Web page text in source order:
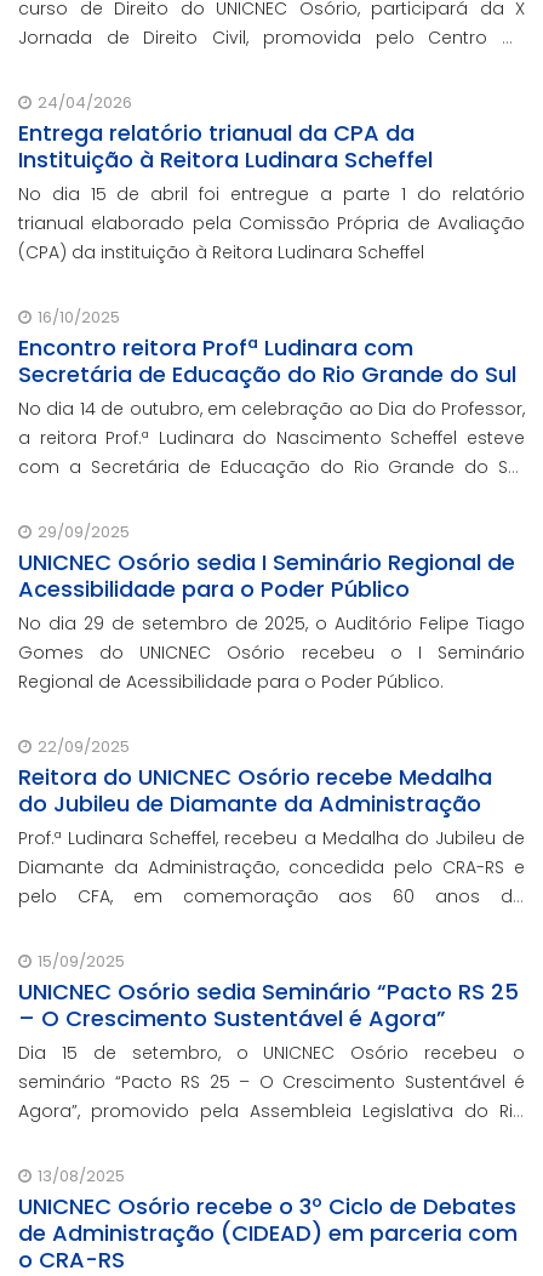
curso de Direito do UNICNEC Osório, participará da X
Jornada de Direito Civil, promovida pelo Centro de
(CEJ/CJF), nos dias 15 e 16 de junho, em Br
24/04/2026
Entrega relatório trianual da CPA da
Instituição à Reitora Ludinara Scheffel
No dia 15 de abril foi entregue a parte 1 do relatório
trianual elaborado pela Comissão Própria de Avaliação
(CPA) da instituição à Reitora Ludinara Scheffel
16/10/2025
Encontro reitora Profª Ludinara com
Secretária de Educação do Rio Grande do Sul
No dia 14 de outubro, em celebração ao Dia do Professor,
a reitora Prof.ª Ludinara do Nascimento Scheffel esteve
com a Secretária de Educação do Rio Grande do Sul,
29/09/2025
UNICNEC Osório sedia I Seminário Regional de
Acessibilidade para o Poder Público
No dia 29 de setembro de 2025, o Auditório Felipe Tiago
Gomes do UNICNEC Osório recebeu o I Seminário
Regional de Acessibilidade para o Poder Público.
22/09/2025
Reitora do UNICNEC Osório recebe Medalha
do Jubileu de Diamante da Administração
Prof.ª Ludinara Scheffel, recebeu a Medalha do Jubileu de
Diamante da Administração, concedida pelo CRA-RS e
pelo CFA, em comemoração aos 60 anos da
Brasil.
15/09/2025
UNICNEC Osório sedia Seminário “Pacto RS 25
– O Crescimento Sustentável é Agora”
Dia 15 de setembro, o UNICNEC Osório recebeu o
seminário “Pacto RS 25 – O Crescimento Sustentável é
Agora”, promovido pela Assembleia Legislativa do Rio
evento ocorreu no auditório Felipe Tiago Gomes.
13/08/2025
UNICNEC Osório recebe o 3º Ciclo de Debates
de Administração (CIDEAD) em parceria com
o CRA-RS